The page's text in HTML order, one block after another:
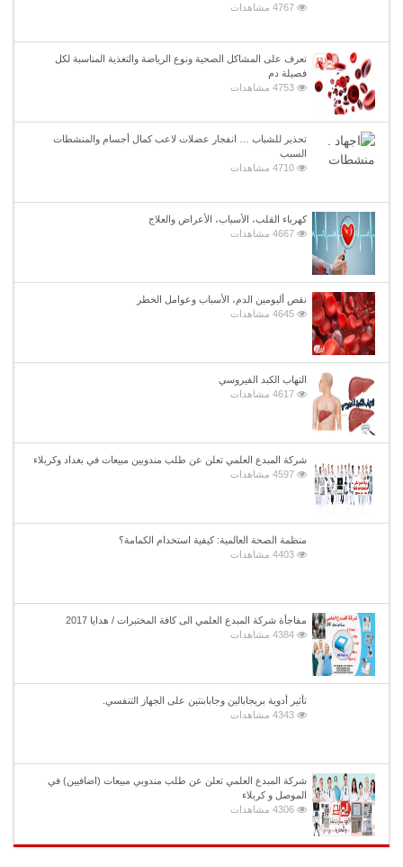
4767 مشاهدات
تعرف على المشاكل الصحية ونوع الرياضة والتغذية المناسبة لكل
فصيلة دم
4753 مشاهدات
تحذير للشباب … انفجار عضلات لاعب كمال أجسام والمنشطات
السبب
4710 مشاهدات
كهرباء القلب، الأسباب، الأعراض والعلاج
4667 مشاهدات
نقص ألبومين الدم، الأسباب وعوامل الخطر
4645 مشاهدات
التهاب الكبد الفيروسي
4617 مشاهدات
شركة المبدع العلمي تعلن عن طلب مندوبين مبيعات في بغداد وكربلاء
4597 مشاهدات
منظمة الصحة العالمية: كيفية استخدام الكمامة؟
4403 مشاهدات
مفاجأة شركة المبدع العلمي الى كافة المختبرات / هدايا 2017
4384 مشاهدات
تأثير أدوية بريجابالين وجابابنتين على الجهاز التنفسي.
4343 مشاهدات
شركة المبدع العلمي تعلن عن طلب مندوبي مبيعات (اضافيين) في
الموصل و كربلاء
4306 مشاهدات